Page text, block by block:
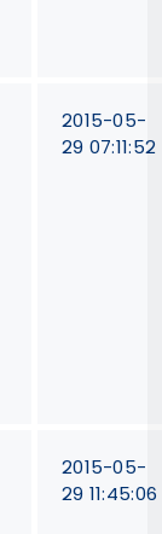
2015-05-
29 07:11:52
2015-05-
29 11:45:06